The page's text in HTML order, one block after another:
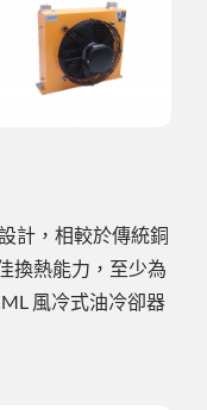
計，相較於傳統銅
換熱能力，至少為
風冷式油冷卻器